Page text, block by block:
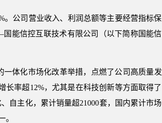
。公司营业收入、利润总额等主要经营指标保
能信控互联技术有限公司（以下简称国能信
一体化市场化改革举措，点燃了公司高质量发
率超12%，尤其是在科技创新等方面取得了
自主化，累计销量超21000套，国内累计市场
。